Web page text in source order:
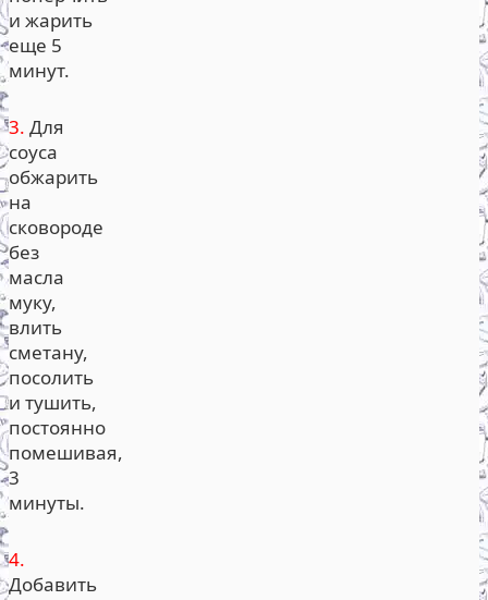
и жарить
еще 5
минут.
3. Для
соуса
обжарить
на
сковороде
без
масла
муку,
влить
сметану,
посолить
и тушить,
постоянно
помешивая,
3
минуты.
4.
Добавить